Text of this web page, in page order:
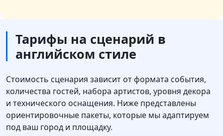
Тарифы на сценарий в
английском стиле
Стоимость сценария зависит от формата события,
количества гостей, набора артистов, уровня декора
и технического оснащения. Ниже представлены
ориентировочные пакеты, которые мы адаптируем
под ваш город и площадку.